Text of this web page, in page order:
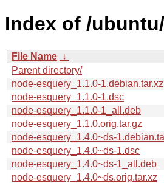
Index of /
File Name ↓
Parent directory/
node-esquery_1.1.0-1.debian.tar.xz
node-esquery_1.1.0-1.dsc
node-esquery_1.1.0-1_all.deb
node-esquery_1.1.0.orig.tar.gz
node-esquery_1.4.0~ds-
node-esquery_1.4.0~ds-1.dsc
node-esquery_1.4.0~ds-1_all.deb
node-esquery_1.4.0~ds.orig.tar.xz